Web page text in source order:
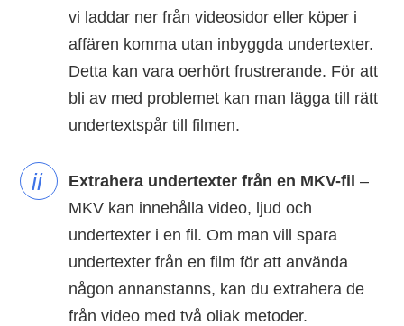
vi laddar ner från videosidor eller köper i
affären komma utan inbyggda undertexter.
Detta kan vara oerhört frustrerande. För att
bli av med problemet kan man lägga till rätt
undertextspår till filmen.
ii Extrahera undertexter från en MKV-fil –
MKV kan innehålla video, ljud och
undertexter i en fil. Om man vill spara
undertexter från en film för att använda
någon annanstanns, kan du extrahera de
från video med två oliak metoder.